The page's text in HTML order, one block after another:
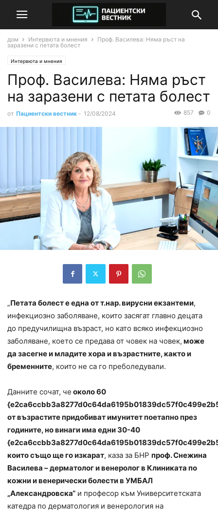
дом Интервюта и мнения
Проф. Василева: Няма ръст на
заразени с петата болест
Интервюта и мнения
Проф. Василева: Няма ръст
на заразени с петата болест
от Пациентски вестник - 12/08/2024 0
857
„Петата болест е една от т.нар. вирусни екзантеми,
инфекциозно заболяване, които засягат главно децата
до предучилищна възраст, но като всяко инфекциозно
заболяване, което се предава от човек на човек, може
да засегне и младите хора и възрастните, както и
бременните, които не са го преболедували.
Данните сочат, че около 60
от възрастите придобиват имунитет поетапно през
годините, но винаги има едни 30-40
които също ще го изкарат, каза за БНР проф. Снежина
Василева – дерматолог и венеролог в Клиниката по
кожни и венерически болести в УМБАЛ
„Александровска“ и професор към Университетската
катедра по дерматология и венерология на